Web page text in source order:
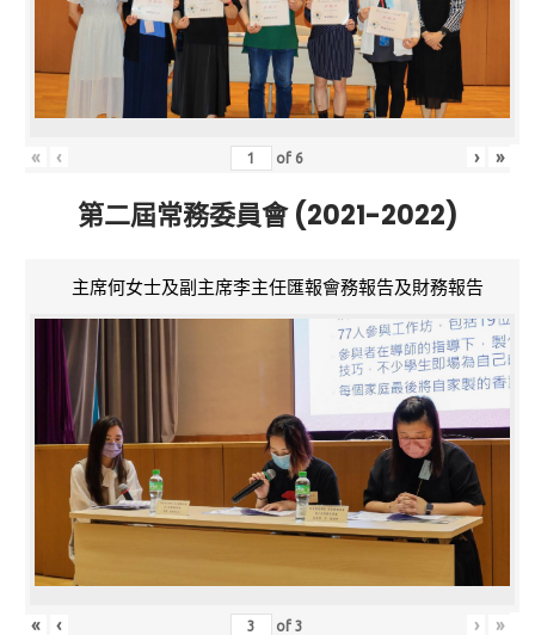
« ‹ of 6 › »
第二屆常務委員會 (2021-2022)
主席何女士及副主席李主任匯報會務報告及財務報告
« ‹ of3 › »